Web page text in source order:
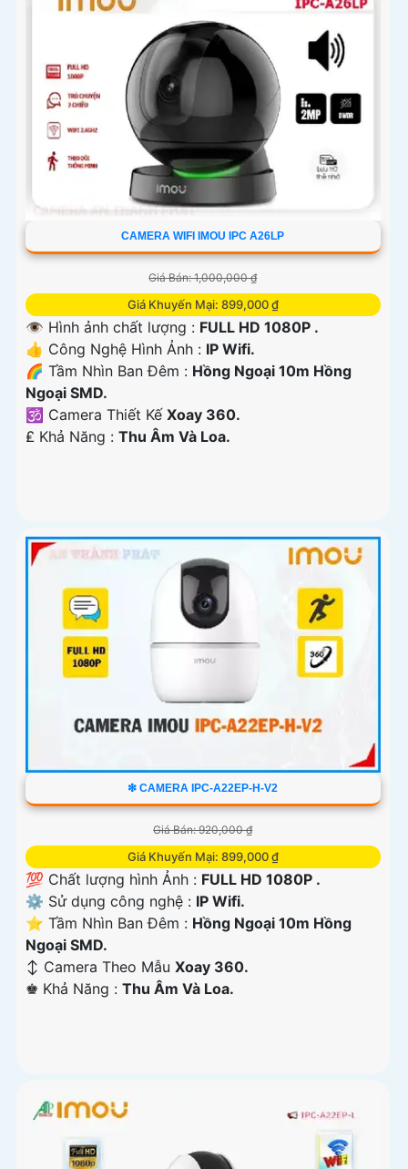
CAMERA WIFI IMOU IPC A26LP
Giá Bán: 1,000,000 ₫
Giá Khuyến Mại: 899,000 ₫
👁 Hình ảnh chất lượng : FULL HD 1080P .
👍 Công Nghệ Hình Ảnh : IP Wifi.
🌈 Tầm Nhìn Ban Đêm : Hồng Ngoại 10m Hồng
Ngoại SMD.
🕉️ Camera Thiết Kế Xoay 360.
️₤ Khả Năng : Thu Âm Và Loa.
❇ CAMERA IPC-A22EP-H-V2
Giá Bán: 920,000 ₫
Giá Khuyến Mại: 899,000 ₫
💯 Chất lượng hình Ảnh : FULL HD 1080P .
⚙ Sử dụng công nghệ : IP Wifi.
⭐ Tầm Nhìn Ban Đêm : Hồng Ngoại 10m Hồng
Ngoại SMD.
↕️ Camera Theo Mẫu Xoay 360.
️♚ Khả Năng : Thu Âm Và Loa.